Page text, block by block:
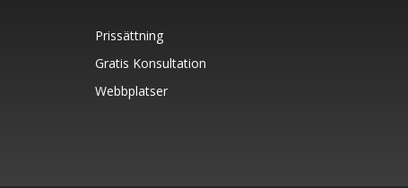
Prissättning
Gratis Konsultation
Webbplatser